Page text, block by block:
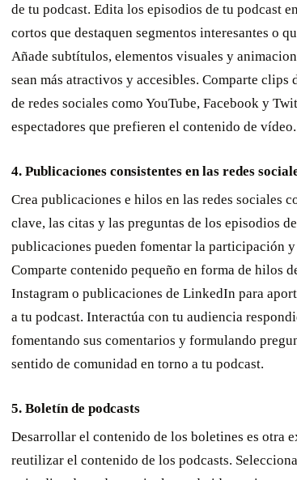
de tu podcast. Edita los episodios de tu podcast
cortos que destaquen segmentos interesantes o
Añade subtítulos, elementos visuales y
sean más atractivos y accesibles. Comparte clips
de redes sociales como YouTube, Facebook y
espectadores que prefieren el contenido de vídeo.
4. Publicaciones consistentes en las redes
Crea publicaciones e hilos en las redes sociales
clave, las citas y las preguntas de los episodios
publicaciones pueden fomentar la participación
Comparte contenido pequeño en forma de hilos
Instagram o publicaciones de LinkedIn para
a tu podcast. Interactúa con tu audiencia
fomentando sus comentarios y formulando
sentido de comunidad en torno a tu podcast.
5. Boletín de podcasts
Desarrollar el contenido de los boletines es otra
reutilizar el contenido de los podcasts.